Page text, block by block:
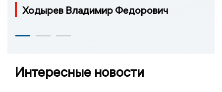
Ходырев Владимир Федорович
Интересные новости